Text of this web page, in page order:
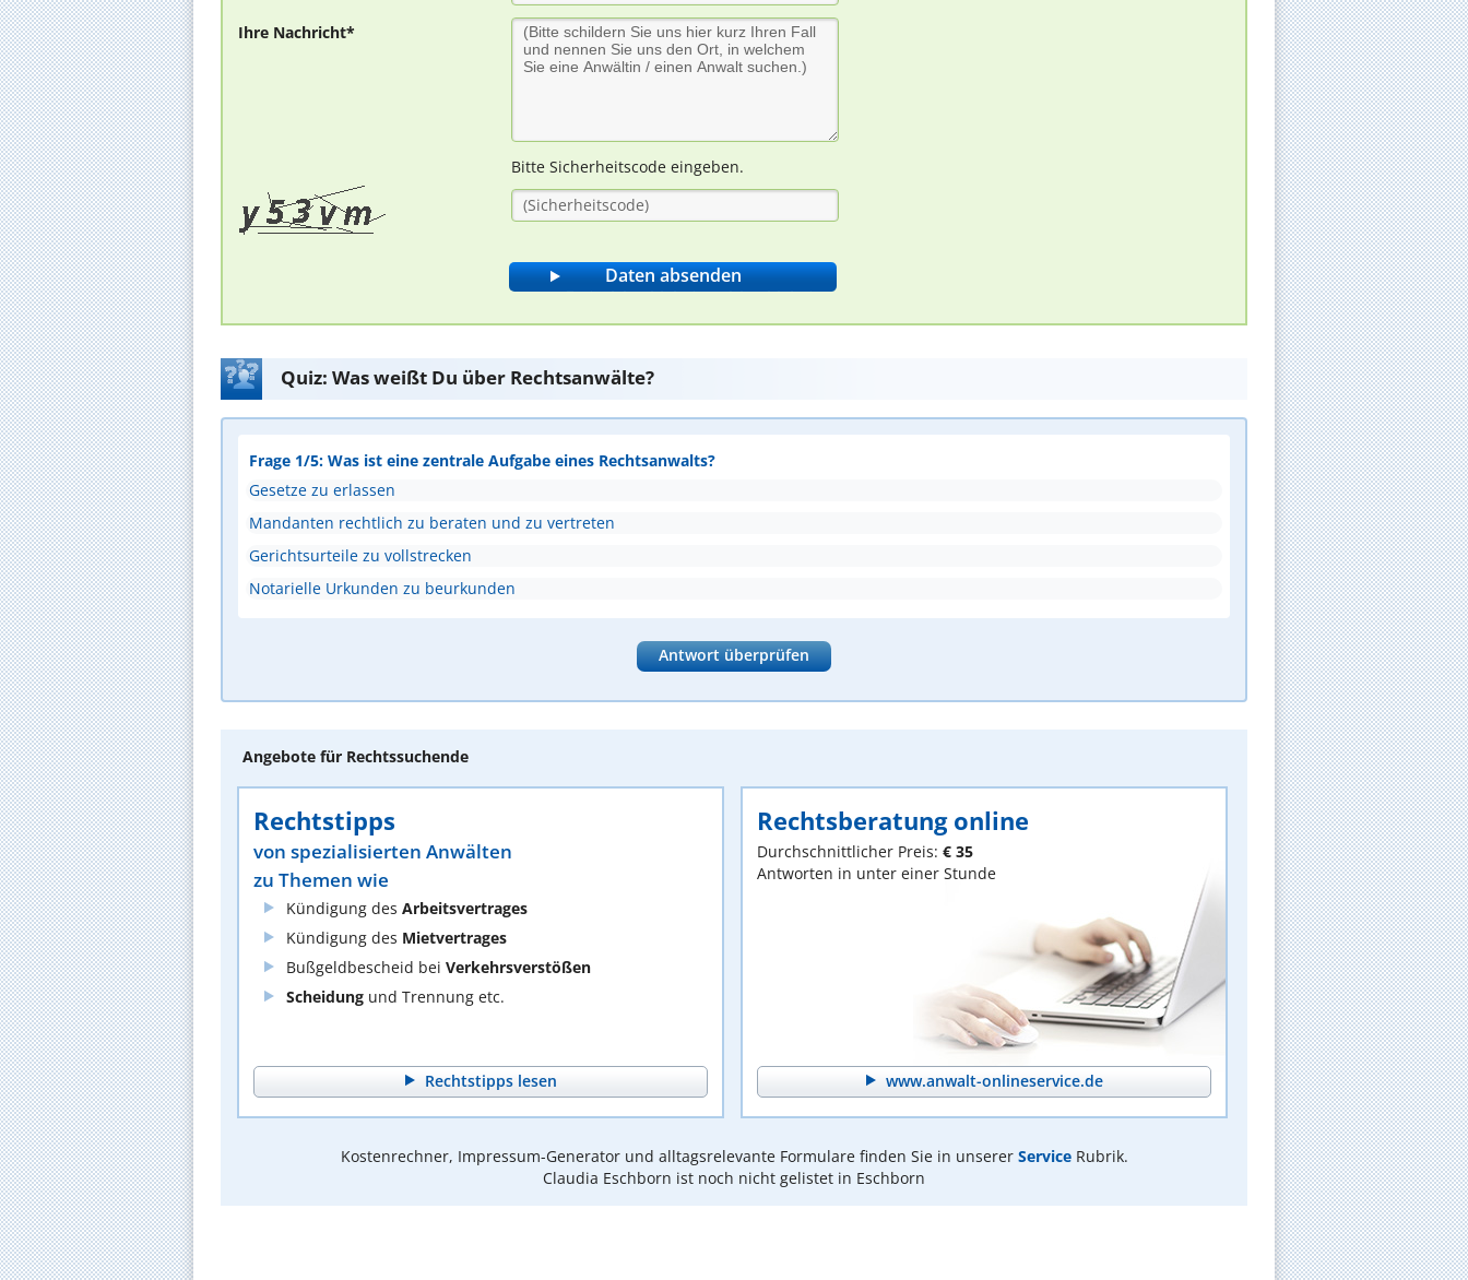
Ihre Nachricht*
Bitte Sicherheitscode eingeben.
Quiz: Was weißt Du über Rechtsanwälte?
Frage 1/5: Was ist eine zentrale Aufgabe eines Rechtsanwalts?
Gesetze zu erlassen
Mandanten rechtlich zu beraten und zu vertreten
Gerichtsurteile zu vollstrecken
Notarielle Urkunden zu beurkunden
Antwort überprüfen
Angebote für Rechtssuchende
Rechtstipps
von spezialisierten Anwälten
zu Themen wie
Kündigung des Arbeitsvertrages
Kündigung des Mietvertrages
Bußgeldbescheid bei Verkehrsverstößen
Scheidung und Trennung etc.
Rechtstipps lesen
Rechtsberatung online
Durchschnittlicher Preis: € 35
Antworten in unter einer Stunde
www.anwalt-onlineservice.de
Kostenrechner, Impressum-Generator und alltagsrelevante Formulare finden Sie in unserer ServiceRubrik.
Claudia Eschborn ist noch nicht gelistet in Eschborn